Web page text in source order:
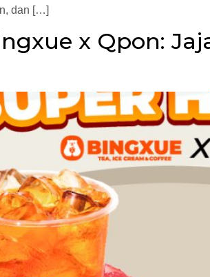
dan […]
x Qpon: